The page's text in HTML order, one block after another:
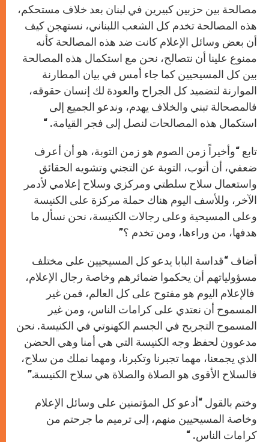
مصالحة بين حزبين كبيرين في لبنان بعد خلاف مستحكم،
هذه المصالحة تخدم كل الشعب اللبناني، نستهجن كيف
أن بعض وسائل الإعلام كانت ضد هذه المصالحة كأنه
ممنوع علينا أن نتصالح، نحن مع استكمال هذه المصالحة
بين كل المسيحيين كما جاء أمس في بيان المطارنة
الموارنة لتضميد كل الجراح والعودة لك إنسان حقوقه،
فالمصحالة تبني والخلاف يهدم، وندعو الجميع إلى
استكمال هذه المصالحات لنصل إلى فجر القيامة. “
تابع “وأخيراً زمن الصوم هو زمن التوبة، هو أن أعرف
ضعفي، أن أتوب، التوبة عن التجني وتشويه الحقائق
واستعمال سلاح سلطتي ومركزي وسلاح إعلامي لأدمر
الآخر، وللأسف اليوم هناك حملة مركزة على الكنيسة
وعلى المسيحية وعلى رجالات الكنيسة، نحن نسأل ما
هدفها، من وراءها، ومن تخدم ؟”
أضاف “قداسة البابا يدعو كل المسيحيين على مختلف
مسؤولياتهم أن يحكموا ضمائرهم وخاصة رجال الإعلام،
فالإعلام اليوم هو مفتوح على كل العالم، فمن غير
المسموح أن نعتدي على كرامات الناس، ومن غير
المسموح التجريح في الجسم الكهنوتي في الكنيسة. نحن
مدعوون لحفظ وجه الكنيسة التي هي أمنا وهي الحضن
الذي يجمعنا، مهما تجبرنا وتكبرنا، ومهما نملك من سلاح،
فالسلاح الأقوى هو الصلاة والصلاة هي سلاح الكنيسة.”
وختم بالقول “أدعو كل المؤتمنين على وسائل الإعلام
وخاصة المسيحيين منهم، إلى ترميم ما جرحتم من
كرامات الناس. “